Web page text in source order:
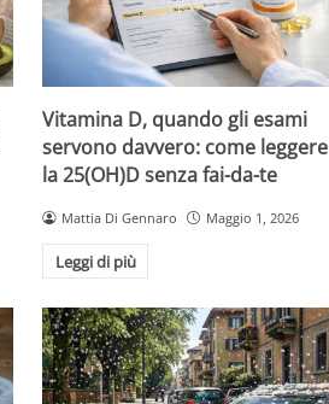
Vitamina D, quando gli esami
servono davvero: come leggere
la 25(OH)D senza fai-da-te
Mattia Di Gennaro Maggio 1, 2026
Leggi di più